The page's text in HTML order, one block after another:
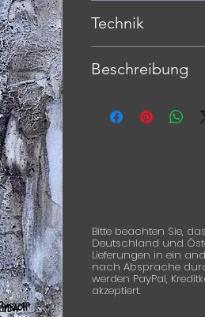
Technik
Beschreibung
meiner Grisaille-
Bitte beachten Sie,
Deutschland und
Lieferungen in ein
nach Absprache
werden PayPal,
akzeptiert.